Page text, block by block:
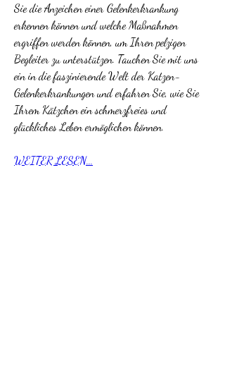
Sie die Anzeichen einer Gelenkerkrankung
erkennen können und welche Maßnahmen
ergriffen werden können, um Ihren pelzigen
Begleiter zu unterstützen. Tauchen Sie mit uns
ein in die faszinierende Welt der Katzen-
Gelenkerkrankungen und erfahren Sie, wie Sie
Ihrem Kätzchen ein schmerzfreies und
glückliches Leben ermöglichen können.
WEITER LESEN...